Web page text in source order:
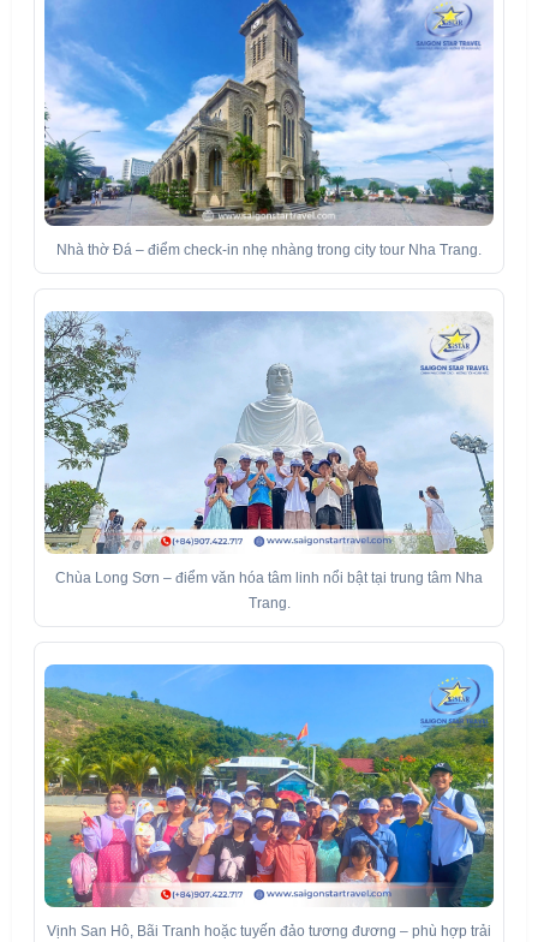
Nhà thờ Đá – điểm check-in nhẹ nhàng trong city tour Nha Trang.
Chùa Long Sơn – điểm văn hóa tâm linh nổi bật tại trung tâm Nha
Trang.
Vịnh San Hô, Bãi Tranh hoặc tuyến đảo tương đương – phù hợp trải